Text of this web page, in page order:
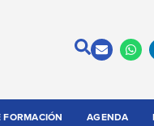
AGENDA